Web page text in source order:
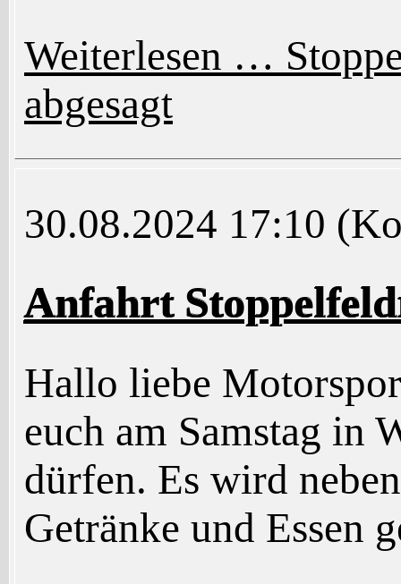
Weiterlesen …
abgesagt
30.08.2024 17:10
Anfahrt
Hallo liebe
euch am Samstag in
dürfen. Es wird
Getränke und Essen